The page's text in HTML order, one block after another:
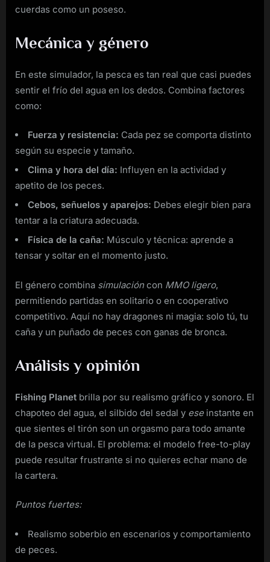
cuerdas como un poseso.
Mecánica y género
En este simulador, la pesca es tan real que casi puedes
sentir el frío del agua en los dedos. Combina factores
como:
Fuerza y resistencia: Cada pez se comporta distinto
según su especie y tamaño.
Clima y hora del día: Influyen en la actividad y
apetito de los peces.
Cebos, señuelos y aparejos: Debes elegir bien para
tentar a la criatura adecuada.
Física de la caña: Músculo y técnica: aprende a
tensar y soltar en el momento justo.
El género combina simulación con MMO ligero,
permitiendo partidas en solitario o en cooperativo
competitivo. Aquí no hay dragones ni magia: solo tú, tu
caña y un puñado de peces con ganas de bronca.
Análisis y opinión
Fishing Planet brilla por su realismo gráfico y sonoro. El
chapoteo del agua, el silbido del sedal y eseinstante en
que sientes el tirón son un orgasmo para todo amante
de la pesca virtual. El problema: el modelo free-to-play
puede resultar frustrante si no quieres echar mano de
la cartera.
Puntos fuertes:
Realismo soberbio en escenarios y comportamiento
de peces.